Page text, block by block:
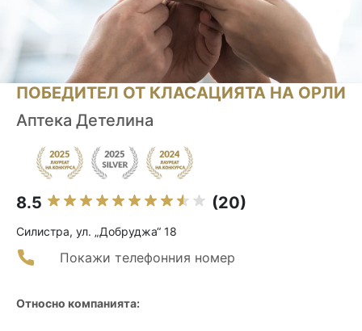
ПОБЕДИТЕЛ ОТ КЛАСАЦИЯТА НА ОРЛИ
Аптека Детелина
8.5 (20)
Силистра, ул. „Добруджа“ 18
Покажи телефонния номер
Относно компанията: